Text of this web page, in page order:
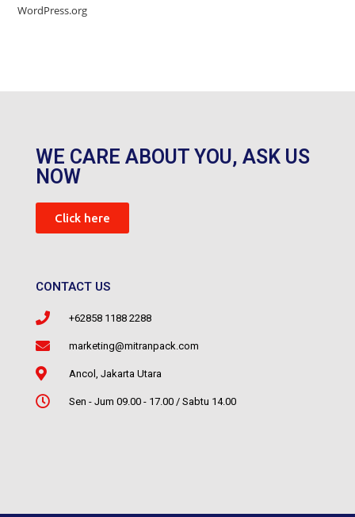
WordPress.org
WE CARE ABOUT YOU, ASK US
NOW
Click here
CONTACT US
+62858 1188 2288
marketing@mitranpack.com
Ancol, Jakarta Utara
Sen - Jum 09.00 - 17.00 / Sabtu 14.00